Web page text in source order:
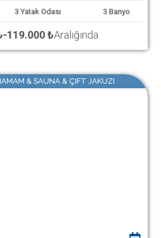
3 Yatak Odası 3 Banyo
-119.000 ₺Aralığında
& SAUNA & ÇIFT JAKUZI